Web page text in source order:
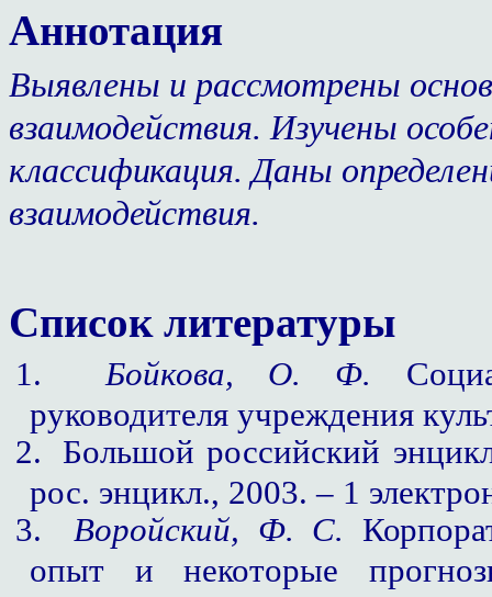
Аннотация
Выявлены и рассмотрены
взаимодействия. Изучены
классификация. Даны
взаимодействия.
Список литературы
1. Бойкова, О. Ф.
руководителя учреждения
2.
Большой российский
рос. энцикл., 2003. – 1
3.
Воройский, Ф. С.
опыт и некоторые